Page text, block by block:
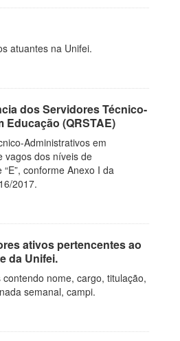
atuantes na Unifei.
dos Servidores Técnico-
(QRSTAE)
Administrativos em
vagos dos níveis de
“E”, conforme Anexo I da
2017.
ativos pertencentes ao
da Unifei.
nome, cargo, titulação,
semanal, campi.